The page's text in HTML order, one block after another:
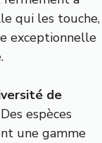
qui les touche,
exceptionnelle
de
espèces
une gamme